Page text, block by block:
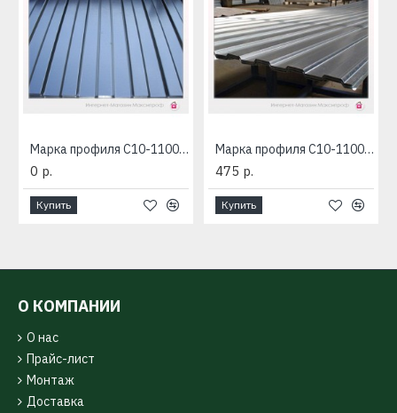
Марка профиля С10-1100-RAL
0 р.
Купить
Марка профиля С10-1100-Zn
475 р.
Купить
О КОМПАНИИ
О нас
Прайс-лист
Монтаж
Доставка